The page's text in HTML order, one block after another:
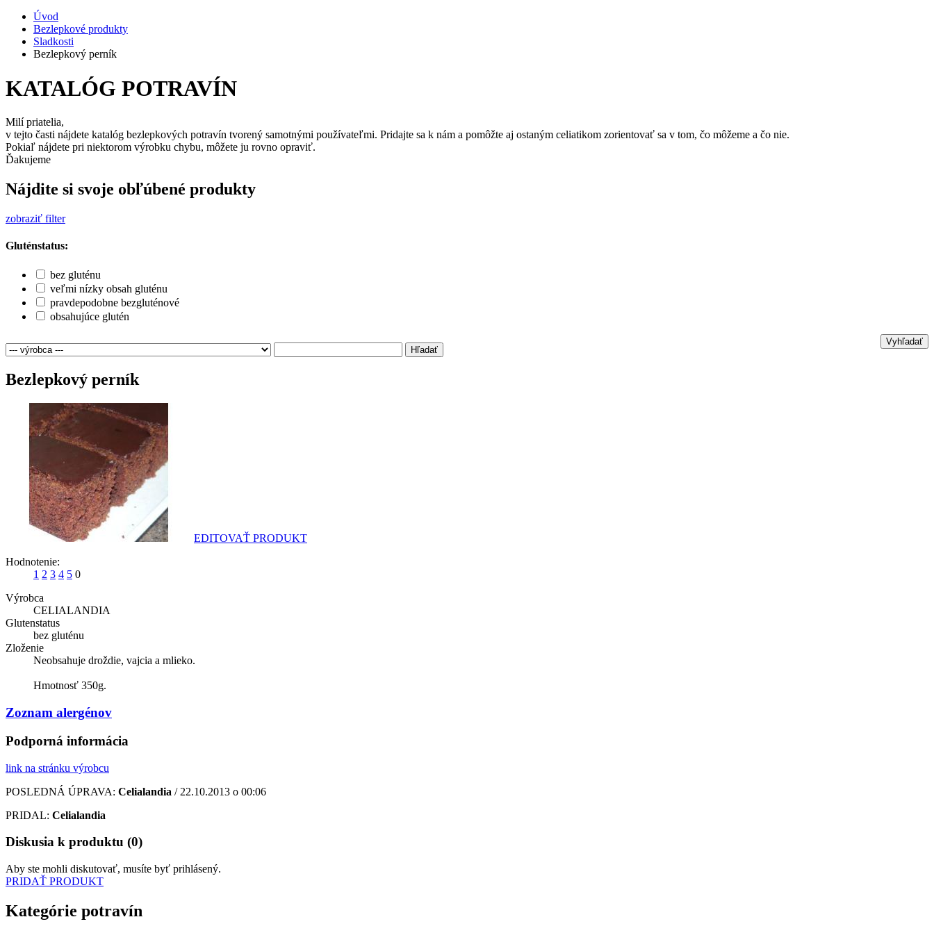
Úvod
Bezlepkové produkty
Sladkosti
Bezlepkový perník
KATALÓG POTRAVÍN
Milí priatelia,
v tejto časti nájdete katalóg bezlepkových potravín tvorený samotnými používateľmi. Pridajte sa k nám a pomôžte aj ostaným celiatikom zorientovať sa v tom, čo môžeme a čo nie.
Pokiaľ nájdete pri niektorom výrobku chybu, môžete ju rovno opraviť.
Ďakujeme
Nájdite si svoje obľúbené produkty
zobraziť filter
Gluténstatus:
bez gluténu
veľmi nízky obsah gluténu
pravdepodobne bezgluténové
obsahujúce glutén
Hľadať
Vyhľadať
Bezlepkový perník
EDITOVAŤ PRODUKT
Hodnotenie:
1 2 3 4 5 0
Výrobca
CELIALANDIA
Glutenstatus
bez gluténu
Zloženie
Neobsahuje droždie, vajcia a mlieko.
Hmotnosť 350g.
Zoznam alergénov
Podporná informácia
link na stránku výrobcu
POSLEDNÁ ÚPRAVA: Celialandia / 22.10.2013 o 00:06
PRIDAL: Celialandia
Diskusia k produktu (0)
Aby ste mohli diskutovať, musíte byť prihlásený.
PRIDAŤ PRODUKT
Kategórie potravín